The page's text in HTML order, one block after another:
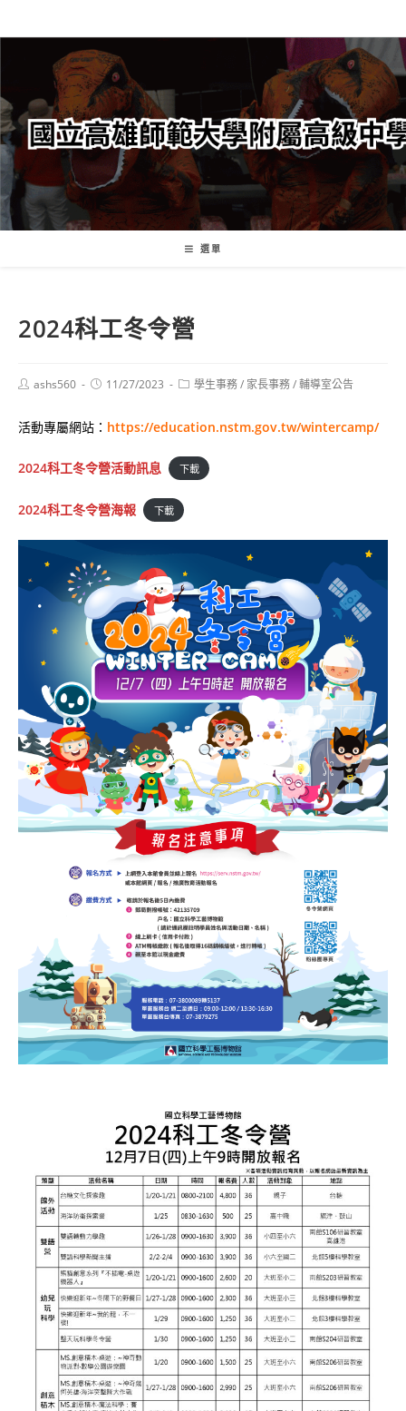
轉
要
內
容
選單
2024科工冬令營
Postashs560
Post11/27/2023
Post學生事務/ 家長事務/輔導室公告
活動專屬網站： https://education.nstm.gov.tw/wintercamp/
2024科工冬令營活動訊息 下載
2024科工冬令營海報 下載